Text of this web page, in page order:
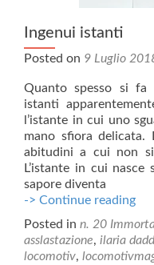
Ingenui istanti
Posted on 9 Luglio
Quanto spesso si fa
istanti
l’istante in cui uno
mano sfiora
abitudini a cui non si
L’istante in cui
sapore diventa
-> Continue reading
Posted in n. 20
asslastazione, ilaria
locomotiv,